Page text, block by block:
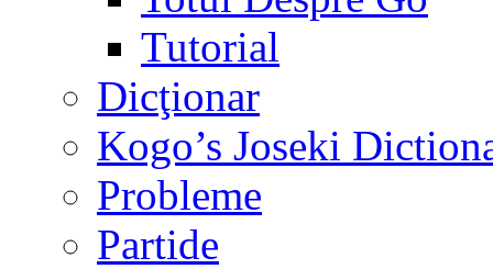
Tutorial
Dicţionar
Kogo’s Joseki
Probleme
Partide